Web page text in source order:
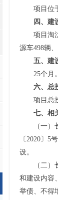
项目位
四、建
项目淘
源车498辆
五、建
25个月 。
六、 总
项目总
七、相
（一）
〔2020〕5
设。
（二
和建设内容
举债、不得